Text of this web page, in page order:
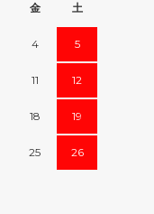
金 土
4 5
11 12
18 19
25 26